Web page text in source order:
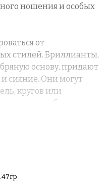
ношения и особых
от
стилей. Бриллианты,
основу, придают
сияние. Они могут
кругов или
выбрать
наряд.
— это не только
0,006 2/3А